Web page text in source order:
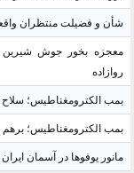
شأن و فضیلت منتظران
معجزه بخور جوش شیرین
روازاده
بمب الکترومغناطیس؛
بمب الکترومغناطیس؛ برهم
مانور یوفوها در آسمان